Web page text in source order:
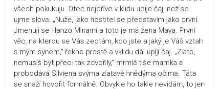
všech pokukuju. Otec nejdříve v klidu upije čaj, než se
ujme slova. „Nuže, jako hostitel se představím jako první.
Jmenuji se Hanzo Minami a toto je má žena Maya. První
věc, na kterou se Vás zeptám, kdo jste a jaký je Váš vztah
s mým synem,“ řekne prostě a vklidu dál upíjí čaj. „Zlato,
nemusíš být přeci tak zdvořilý,“ mrmlá tiše mamka a
probodává Silviena svýma zlatavě hnědýma očima. Táta
se snaží hovořit formálně. Obvykle ho takle nevídám, to jen